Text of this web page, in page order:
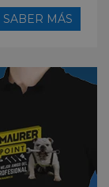
SABER MÁS